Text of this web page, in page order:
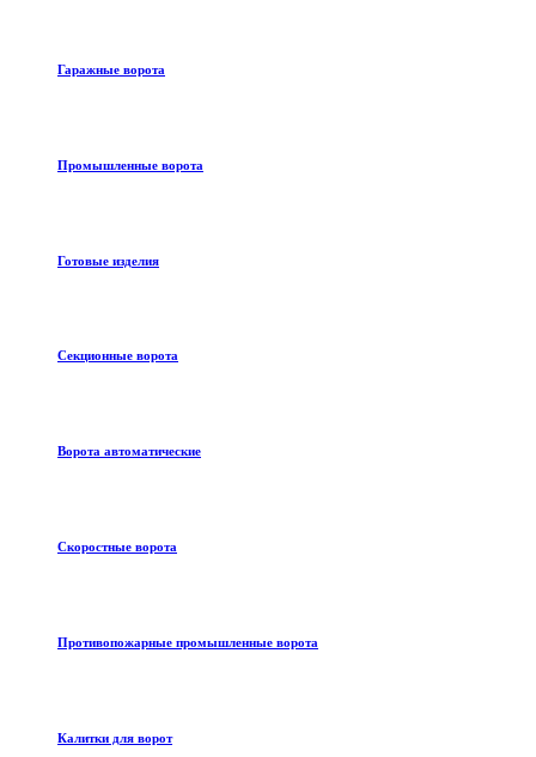
Гаражные ворота
Промышленные ворота
Готовые изделия
Секционные ворота
Ворота автоматические
Скоростные ворота
Противопожарные промышленные ворота
Калитки для ворот